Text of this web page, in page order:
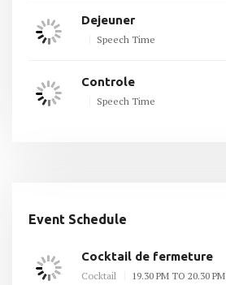
Dejeuner
Speech Time
Controle
Speech Time
Event Schedule
Cocktail de fermeture
Cocktail 19.30 PM TO 20.30 PM